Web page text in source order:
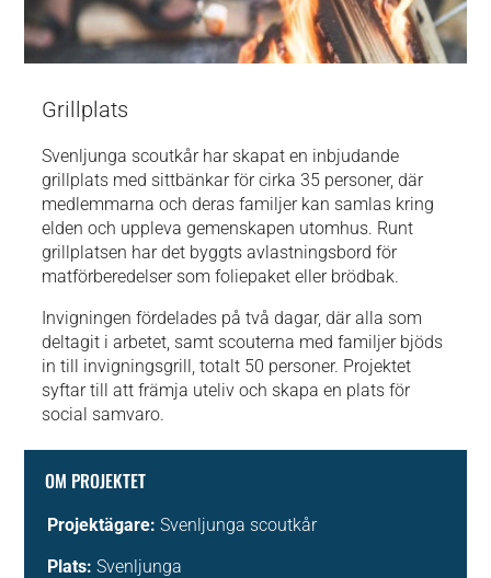
Grillplats
Svenljunga scoutkår har skapat en inbjudande
grillplats med sittbänkar för cirka 35 personer, där
medlemmarna och deras familjer kan samlas kring
elden och uppleva gemenskapen utomhus. Runt
grillplatsen har det byggts avlastningsbord för
matförberedelser som foliepaket eller brödbak.
Invigningen fördelades på två dagar, där alla som
deltagit i arbetet, samt scouterna med familjer bjöds
in till invigningsgrill, totalt 50 personer. Projektet
syftar till att främja uteliv och skapa en plats för
social samvaro.
OM PROJEKTET
Projektägare:Svenljunga scoutkår
Plats: Svenljunga